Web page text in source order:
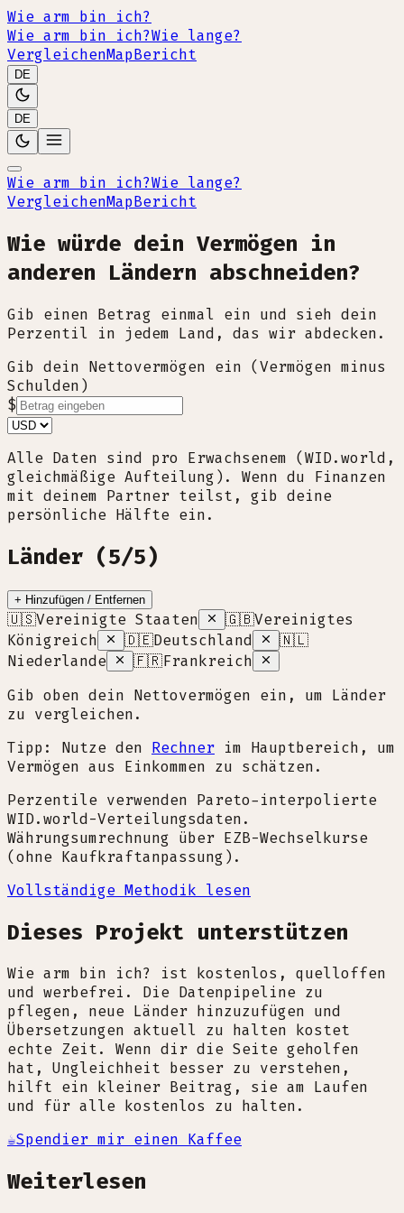
Wie arm bin ich?
Wie arm bin ich?Wie lange?
VergleichenMapBericht
DE
DE
Wie arm bin ich?Wie lange?
VergleichenMapBericht
Wie würde dein Vermögen in
anderen Ländern abschneiden?
Gib einen Betrag einmal ein und sieh dein
Perzentil in jedem Land, das wir abdecken.
Gib dein Nettovermögen ein (Vermögen minus
Schulden)
$
Alle Daten sind pro Erwachsenem (WID.world,
gleichmäßige Aufteilung). Wenn du Finanzen
mit deinem Partner teilst, gib deine
persönliche Hälfte ein.
Länder (5/5)
+ Hinzufügen / Entfernen
🇺🇸Vereinigte Staaten 🇬🇧Vereinigtes
Königreich
🇩🇪Deutschland
🇳🇱
Niederlande
🇫🇷Frankreich
Gib oben dein Nettovermögen ein, um Länder
zu vergleichen.
Tipp: Nutze den Rechner im Hauptbereich, um
Vermögen aus Einkommen zu schätzen.
Perzentile verwenden Pareto-interpolierte
WID.world-Verteilungsdaten.
Währungsumrechnung über EZB-Wechselkurse
(ohne Kaufkraftanpassung).
Vollständige Methodik lesen
Dieses Projekt unterstützen
Wie arm bin ich? ist kostenlos, quelloffen
und werbefrei. Die Datenpipeline zu
pflegen, neue Länder hinzuzufügen und
Übersetzungen aktuell zu halten kostet
echte Zeit. Wenn dir die Seite geholfen
hat, Ungleichheit besser zu verstehen,
hilft ein kleiner Beitrag, sie am Laufen
und für alle kostenlos zu halten.
☕Spendier mir einen Kaffee
Weiterlesen